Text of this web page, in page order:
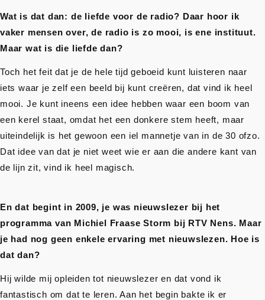
Wat is dat dan: de liefde voor de radio? Daar hoor ik
vaker mensen over, de radio is zo mooi, is ene instituut.
Maar wat is die liefde dan?
Toch het feit dat je de hele tijd geboeid kunt luisteren naar
iets waar je zelf een beeld bij kunt creëren, dat vind ik heel
mooi. Je kunt ineens een idee hebben waar een boom van
een kerel staat, omdat het een donkere stem heeft, maar
uiteindelijk is het gewoon een iel mannetje van in de 30 ofzo.
Dat idee van dat je niet weet wie er aan die andere kant van
de lijn zit, vind ik heel magisch.
En dat begint in 2009, je was nieuwslezer bij het
programma van Michiel Fraase Storm bij RTV Nens. Maar
je had nog geen enkele ervaring met nieuwslezen. Hoe is
dat dan?
Hij wilde mij opleiden tot nieuwslezer en dat vond ik
fantastisch om dat te leren. Aan het begin bakte ik er